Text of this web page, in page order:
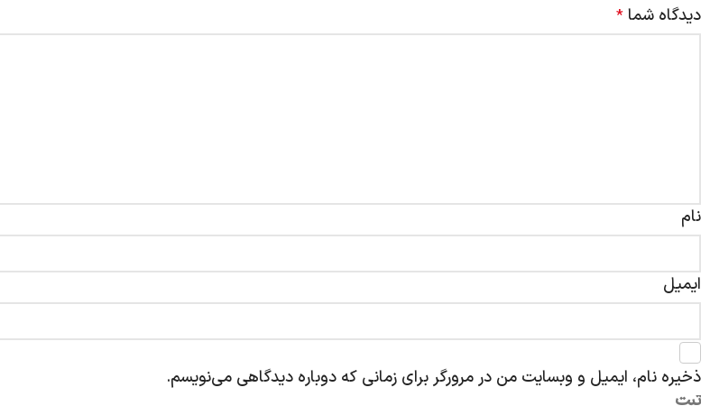
دیدگاه شما *
نام
ایمیل
ذخیره نام، ایمیل و وبسایت من در مرورگر برای زمانی که دوباره دیدگاهی می‌نویسم.